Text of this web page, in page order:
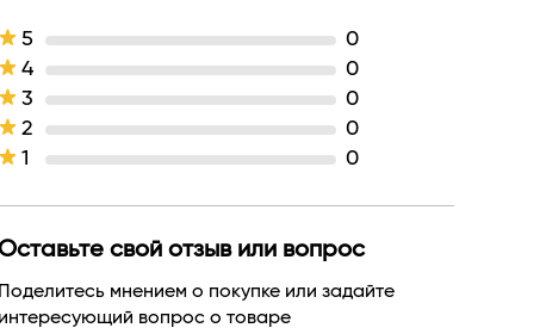
5
0
4
0
3
0
2
0
1
0
свой отзыв или вопрос
Поделитесь мнением о покупке или задайте
интересующий вопрос о товаре